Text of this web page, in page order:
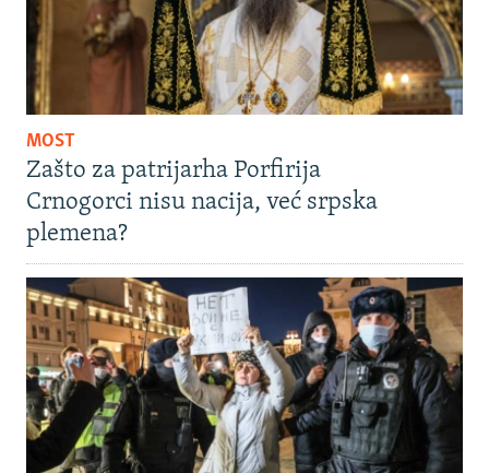
MOST
Zašto za patrijarha Porfirija
Crnogorci nisu nacija, već srpska
plemena?